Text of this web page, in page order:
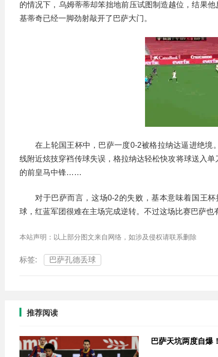
的情况下，乌姆蒂蒂却笨拙地前压试图制造越位，结果
基蒂奇已经一脚劲射敲开了巴萨大门。
在上轮国王杯中，巴萨一度0-2被格拉纳达逼进绝
线附近炫技穿裆传球失误，格拉纳达轻松快攻将球送入
的前皇马中锋……
对于巴萨而言，这场0-2的失败，基本意味着国王
球，红蓝军团很难在主场完成逆转。不过这场比赛巴萨
本站声明：以上部分图文来自网络，如涉及侵权请联系删除
标签: 巴萨孔德丢球
推荐阅读
巴萨天坑两度自爆